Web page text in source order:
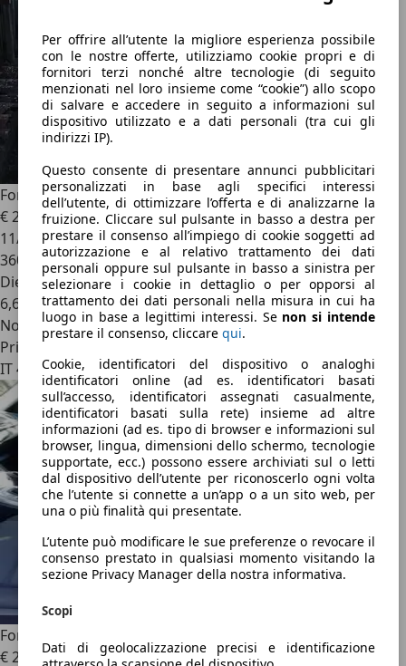
Per offrire all’utente la migliore esperienza possibile
con le nostre offerte, utilizziamo cookie propri e di
fornitori terzi nonché altre tecnologie (di seguito
menzionati nel loro insieme come “cookie”) allo scopo
di salvare e accedere in seguito a informazioni sul
dispositivo utilizzato e a dati personali (tra cui gli
indirizzi IP).
Questo consente di presentare annunci pubblicitari
personalizzati in base agli specifici interessi
dell’utente, di ottimizzare l’offerta e di analizzarne la
fruizione. Cliccare sul pulsante in basso a destra per
prestare il consenso all’impiego di cookie soggetti ad
autorizzazione e al relativo trattamento dei dati
personali oppure sul pulsante in basso a sinistra per
selezionare i cookie in dettaglio o per opporsi al
trattamento dei dati personali nella misura in cui ha
luogo in base a legittimi interessi. Se non si intende
prestare il consenso, cliccare qui.
Cookie, identificatori del dispositivo o analoghi
identificatori online (ad es. identificatori basati
sull’accesso, identificatori assegnati casualmente,
identificatori basati sulla rete) insieme ad altre
informazioni (ad es. tipo di browser e informazioni sul
browser, lingua, dimensioni dello schermo, tecnologie
supportate, ecc.) possono essere archiviati sul o letti
dal dispositivo dell’utente per riconoscerlo ogni volta
che l’utente si connette a un’app o a un sito web, per
una o più finalità qui presentate.
L’utente può modificare le sue preferenze o revocare il
consenso prestato in qualsiasi momento visitando la
sezione Privacy Manager della nostra informativa.
Scopi
Dati di geolocalizzazione precisi e identificazione
Ford GalaxyGalaxy I 2000 1.9 tdi 115cv
€ 2.000
11/2001
360.000 km
Diesel
6,6 l/100 km (comb.)
Novità
Privato
IT 41030
Ford Galaxy
€ 2.200